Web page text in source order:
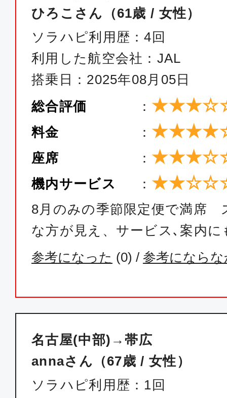
ひろこさん（61歳 / 女性）
ソラハピ利用歴：4回
利用した航空会社：JAL
搭乗日：2025年08月05日
総合評価
：
料金 ：
座席 ：
機内サービス ：
8月のみの季節限定便で満席
な方が見え、サービス､案内
参考になった (0) / 参考になら
名古屋(中部)→帯広
annaさん（67歳 / 女性）
ソラハピ利用歴：1回